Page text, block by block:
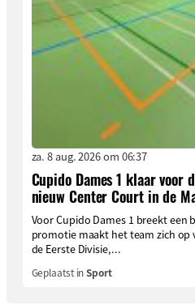
za. 8 aug. 2026 om 06:37
Cupido Dames 1 klaar voor
nieuw Center Court in de
Voor Cupido Dames 1 breekt een
promotie maakt het team zich
de Eerste Divisie,...
Geplaatst inSport